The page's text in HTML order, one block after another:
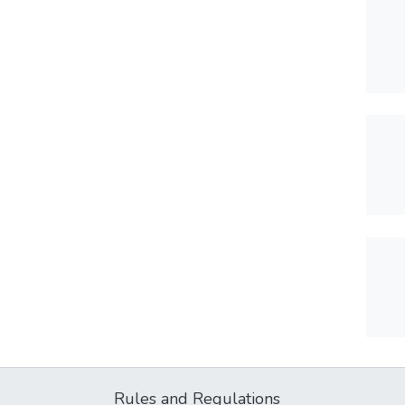
Rules and Regulations